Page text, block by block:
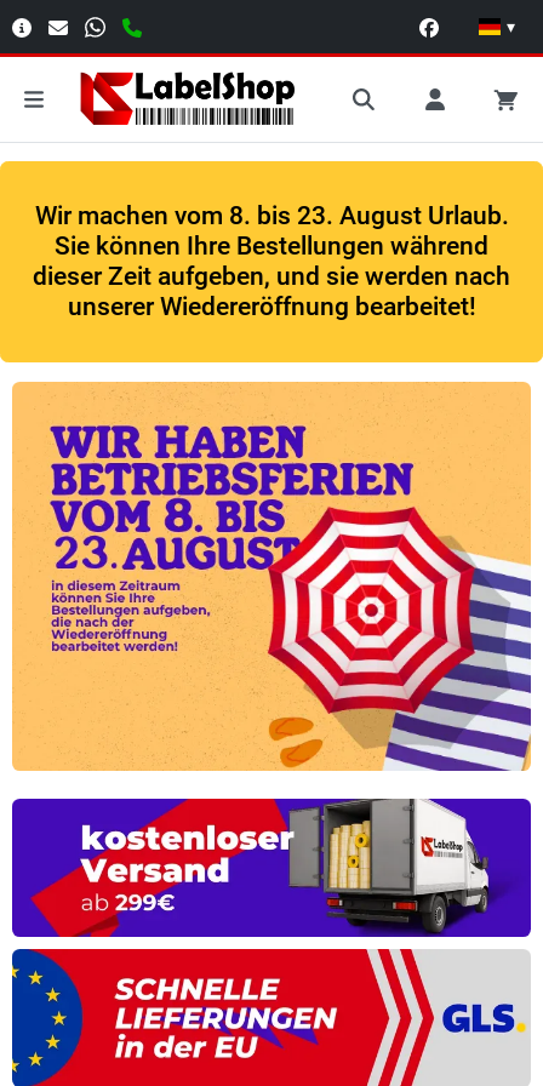
▾
Wir machen vom 8. bis 23. August Urlaub.
Sie können Ihre Bestellungen während
dieser Zeit aufgeben, und sie werden nach
unserer Wiedereröffnung bearbeitet!